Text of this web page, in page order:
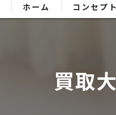
ホーム コンセプト
買取